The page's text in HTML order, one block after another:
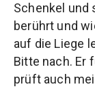
Schenkel und
berührt und
auf die Liege
Bitte nach. Er
prüft auch